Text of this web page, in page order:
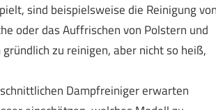
sind beispielsweise die Reinigung
oder das Auffrischen von Polstern und
zu reinigen, aber nicht so heiß,
Dampfreiniger erwarten